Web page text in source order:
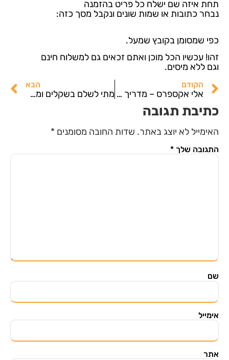
תחת איזה שם ישלח כל פריט בהזמנה
נבחר כתובות או שמות שונים ונקבל מסך כזה:
כפי שמסומן בקובץ שמעל.
זהו! עכשיו הכל מוכן ואתם זכאים גם למשלוח חינם
וגם ללא מיסים.
הקודם
אלי אקספרס – מדריך לפתיחת חשבון – AliExspress
הבא
מתי לשלם בשקלים ומתי בדולרים באתר Aliexpress
כתיבת תגובה
האימייל לא יוצג באתר. שדות החובה מסומנים *
התגובה שלך *
שם
אימייל
אתר